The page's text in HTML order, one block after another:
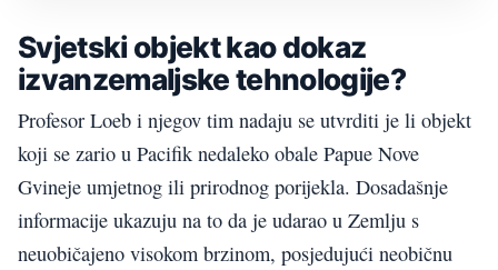
Svjetski objekt kao dokaz
izvanzemaljske tehnologije?
Profesor Loeb i njegov tim nadaju se utvrditi je li objekt
koji se zario u Pacifik nedaleko obale Papue Nove
Gvineje umjetnog ili prirodnog porijekla. Dosadašnje
informacije ukazuju na to da je udarao u Zemlju s
neuobičajeno visokom brzinom, posjedujući neobičnu